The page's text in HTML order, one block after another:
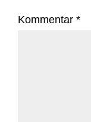
Kommentar *